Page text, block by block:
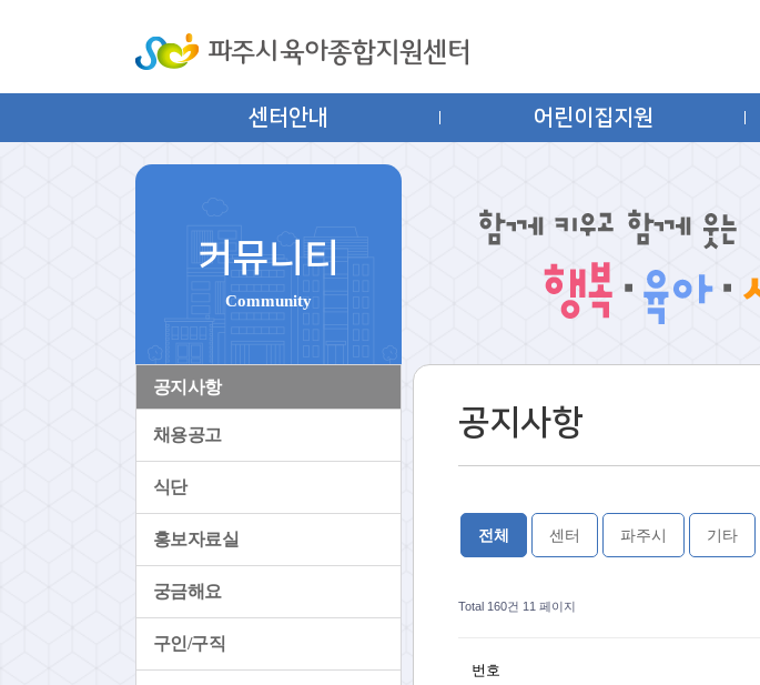
센터안내 어린이집지원
커뮤니티
Community
공지사항
채용공고
식단
홍보자료실
궁금해요
구인/구직
공지사항
전체 센터 파주시 기타
Total 160건 11 페이지
번호